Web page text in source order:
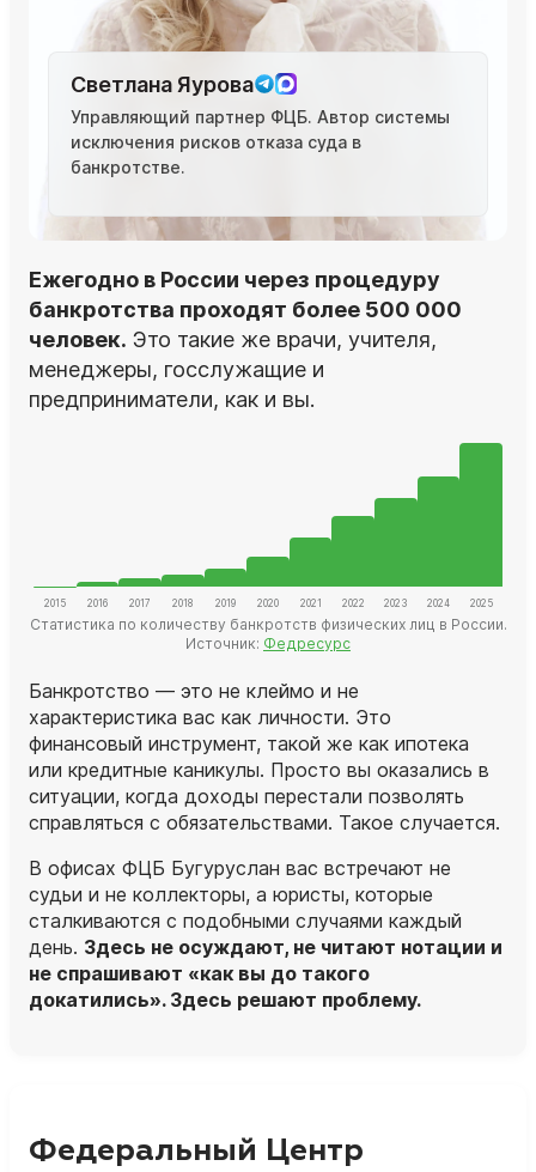
Светлана Яурова
Управляющий партнер ФЦБ. Автор системы
исключения рисков отказа суда в
банкротстве.
Ежегодно в России через процедуру
банкротства проходят более 500 000
человек. Это такие же врачи, учителя,
менеджеры, госслужащие и
предприниматели, как и вы.
Статистика по количеству банкротств физических лиц в России.
Источник: Федресурс
Банкротство — это не клеймо и не
характеристика вас как личности. Это
финансовый инструмент, такой же как ипотека
или кредитные каникулы. Просто вы оказались в
ситуации, когда доходы перестали позволять
справляться с обязательствами. Такое случается.
В офисах ФЦБ Бугуруслан вас встречают не
судьи и не коллекторы, а юристы, которые
сталкиваются с подобными случаями каждый
день. Здесь не осуждают, не читают нотации и
не спрашивают «как вы до такого
докатились». Здесь решают проблему.
Федеральный Центр